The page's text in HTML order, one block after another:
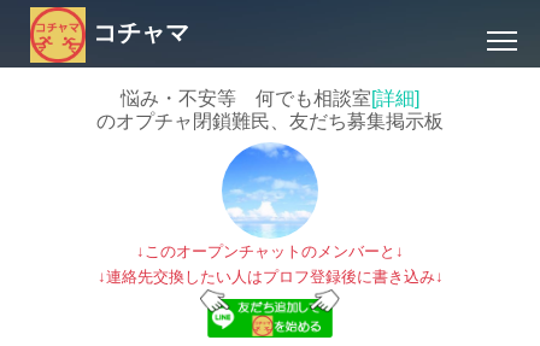
コチャマ
悩み・不安等 何でも相談室[詳細]
のオプチャ閉鎖難民、友だち募集掲示板
↓このオープンチャットのメンバーと↓
↓連絡先交換したい人はプロフ登録後に書き込み↓